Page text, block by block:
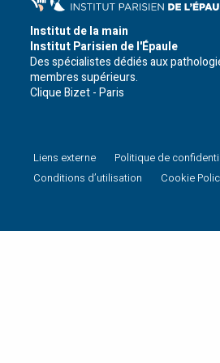
Institut de la main
Institut Parisien de l'Épaule
Des spécialistes dédiés aux
membres supérieurs.
Clique Bizet - Paris
Liens externe Politique de
Conditions d’utilisation
Cookie